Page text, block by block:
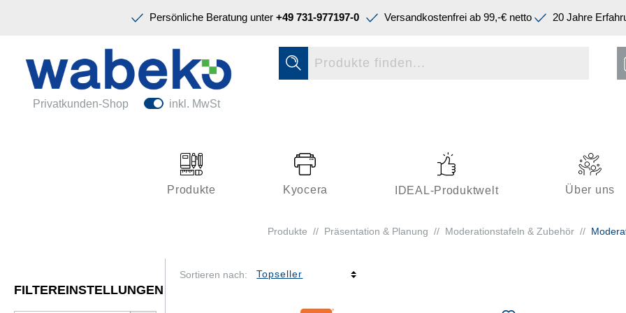
Persönliche Beratung unter +49 731-977197-0 Versandkostenfrei ab 99,-€ netto 20 Jahre
Privatkunden-Shop inkl. MwSt
Produkte Kyocera IDEAL-Produktwelt Über uns
Ordnen & Registrieren
Papiere & Blöcke
Büroeinrichtung
Kleben & Versenden
Schreiben & Korrigieren
Produkte // Präsentation & Planung // Moderationstafeln & Zubehör //
FILTEREINSTELLUNGEN
Sortieren nach:
Schreiben & Korrigieren